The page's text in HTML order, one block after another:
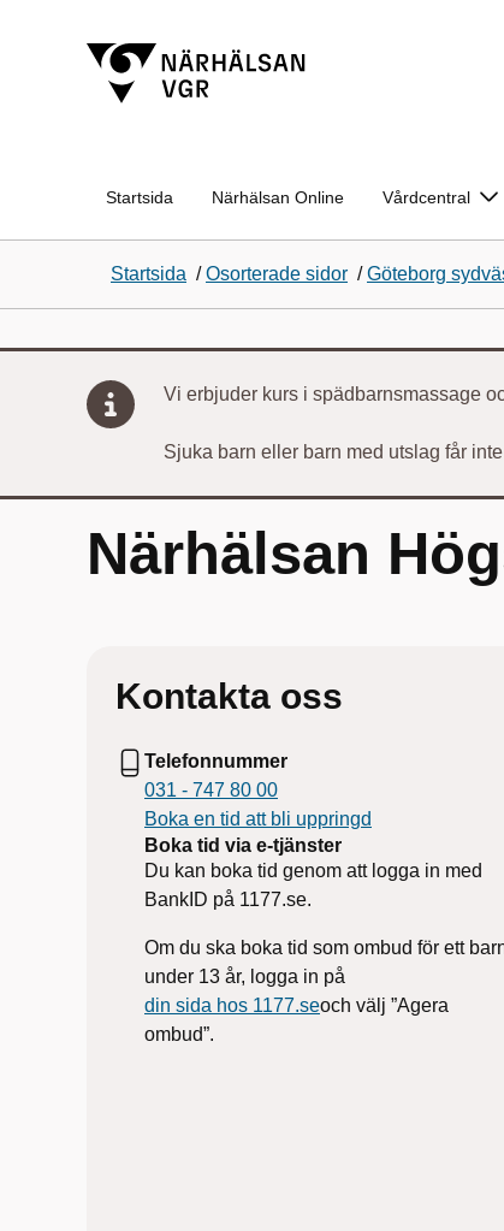
Startsida Närhälsan Online Vårdcentral
Startsida /Osorterade sidor /Göteborg
Vi erbjuder kurs i spädbarnsmassage
Sjuka barn eller barn med utslag får
Närhälsan
Kontakta oss
Telefonnummer
031 - 747 80 00
Boka en tid att bli uppringd
Boka tid via e-tjänster
Du kan boka tid genom att logga in med
BankID på 1177.se.
Om du ska boka tid som ombud för ett
under 13 år, logga in på
din sida hos 1177.seoch välj ”Agera
ombud”.